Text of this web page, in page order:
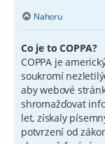
Nahoru
Co je to COPPA?
COPPA je
soukromí
aby webové
shromažďovat
let, získaly
potvrzení od